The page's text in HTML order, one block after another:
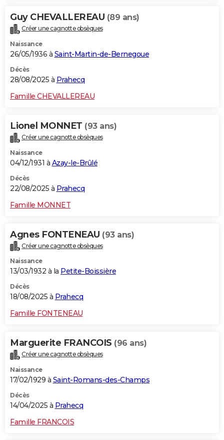
Guy CHEVALLEREAU (89 ans)
Créer une cagnotte obsèques
Naissance
26/05/1936 à Saint-Martin-de-Bernegoue
Décès
28/08/2025 à Prahecq
Famille CHEVALLEREAU
Lionel MONNET (93 ans)
Créer une cagnotte obsèques
Naissance
04/12/1931 à Azay-le-Brûlé
Décès
22/08/2025 à Prahecq
Famille MONNET
Agnes FONTENEAU (93 ans)
Créer une cagnotte obsèques
Naissance
13/03/1932 à la Petite-Boissière
Décès
18/08/2025 à Prahecq
Famille FONTENEAU
Marguerite FRANCOIS (96 ans)
Créer une cagnotte obsèques
Naissance
17/02/1929 à Saint-Romans-des-Champs
Décès
14/04/2025 à Prahecq
Famille FRANCOIS